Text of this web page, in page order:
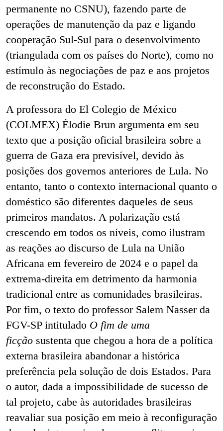
permanente no CSNU), fazendo parte de
operações de manutenção da paz e ligando
cooperação Sul-Sul para o desenvolvimento
(triangulada com os países do Norte), como no
estímulo às negociações de paz e aos projetos
de reconstrução do Estado.
A professora do El Colegio de México
(COLMEX) Élodie Brun argumenta em seu
texto que a posição oficial brasileira sobre a
guerra de Gaza era previsível, devido às
posições dos governos anteriores de Lula. No
entanto, tanto o contexto internacional quanto o
doméstico são diferentes daqueles de seus
primeiros mandatos. A polarização está
crescendo em todos os níveis, como ilustram
as reações ao discurso de Lula na União
Africana em fevereiro de 2024 e o papel da
extrema-direita em detrimento da harmonia
tradicional entre as comunidades brasileiras.
Por fim, o texto do professor Salem Nasser da
FGV-SP intitulado O fim de uma
ficção sustenta que chegou a hora de a política
externa brasileira abandonar a histórica
preferência pela solução de dois Estados. Para
o autor, dada a impossibilidade de sucesso de
tal projeto, cabe às autoridades brasileiras
reavaliar sua posição em meio à reconfiguração